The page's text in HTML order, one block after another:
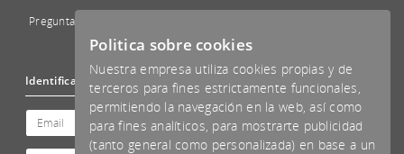
Preguntas Frecuentes - FAQs
Identificación
Politica sobre cookies
Nuestra empresa utiliza cookies propias y de
terceros para fines estrictamente funcionales,
permitiendo la navegación en la web, así como
para fines analíticos, para mostrarte publicidad
(tanto general como personalizada) en base a un